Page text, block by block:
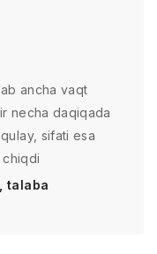
ancha vaqt
necha daqiqada
sifati esa
chiqdi
talaba